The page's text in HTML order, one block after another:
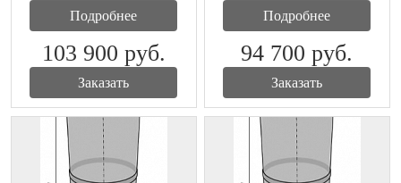
Подробнее
103 900 руб.
Заказать
Подробнее
94 700 руб.
Заказать